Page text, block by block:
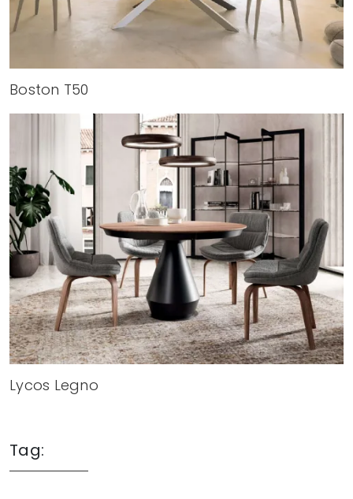
Boston T50
Lycos Legno
Tag: